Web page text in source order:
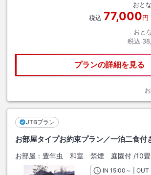
おとな
税込 77,000円
おと
税込
プランの詳細を見る
JTBプラン
お部屋タイプお約束プラン／一泊二食付
お部屋： 豊年虫 和室 禁煙 庭園付 /10
INチェックイン
15:00 ～ | OUT